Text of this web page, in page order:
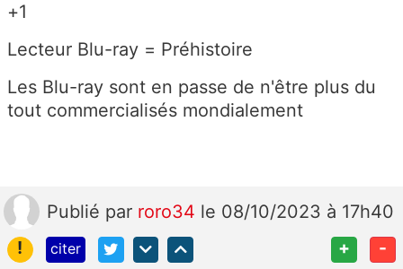
+1
Lecteur Blu-ray = Préhistoire
Les Blu-ray sont en passe de n'être plus du
tout commercialisés mondialement
Publié par roro34 le 08/10/2023 à 17h40
!
citer + -